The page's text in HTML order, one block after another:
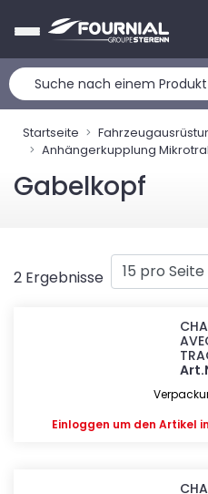
Startseite
Anhängerkupplung
Gabelkopf
2 Ergebnisse
Einloggen um den Artikel